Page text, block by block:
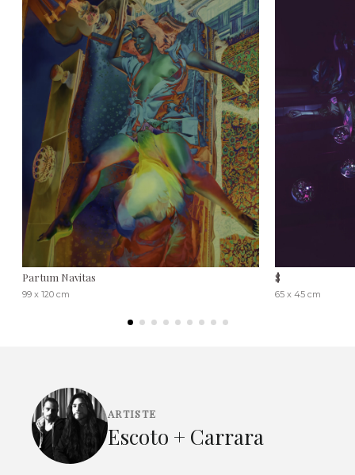
Partum Navitas
99 x 120 cm
$
65 x 45 cm
ARTISTE
Escoto + Carrara